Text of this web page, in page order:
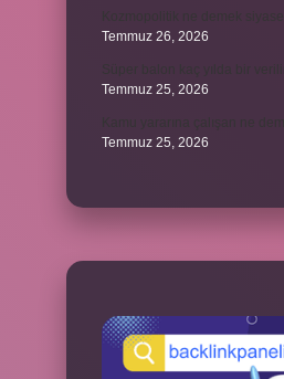
Temmuz 26, 2026
Temmuz 25, 2026
Temmuz 25, 2026